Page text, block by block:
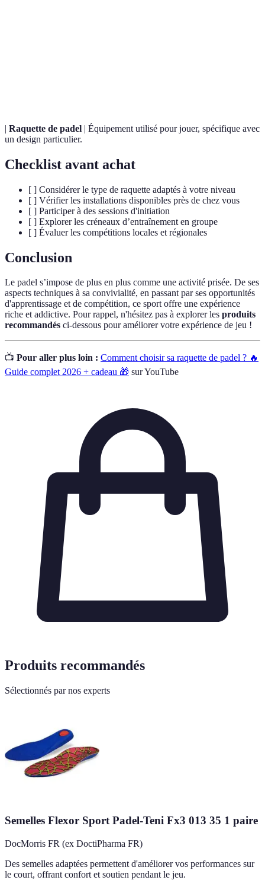
| Raquette de padel | Équipement utilisé pour jouer, spécifique avec
un design particulier.
Checklist avant achat
[ ] Considérer le type de raquette adaptés à votre niveau
[ ] Vérifier les installations disponibles près de chez vous
[ ] Participer à des sessions d'initiation
[ ] Explorer les créneaux d’entraînement en groupe
[ ] Évaluer les compétitions locales et régionales
Conclusion
Le padel s’impose de plus en plus comme une activité prisée. De ses
aspects techniques à sa convivialité, en passant par ses opportunités
d'apprentissage et de compétition, ce sport offre une expérience
riche et addictive. Pour rappel, n'hésitez pas à explorer les produits
recommandés ci-dessous pour améliorer votre expérience de jeu !
📺 Pour aller plus loin : Comment choisir sa raquette de padel ? 🔥
Guide complet 2026 + cadeau 🎁 sur YouTube
Produits recommandés
Sélectionnés par nos experts
Semelles Flexor Sport Padel-Teni Fx3 013 35 1 paire
DocMorris FR (ex DoctiPharma FR)
Des semelles adaptées permettent d'améliorer vos performances sur
le court, offrant confort et soutien pendant le jeu.